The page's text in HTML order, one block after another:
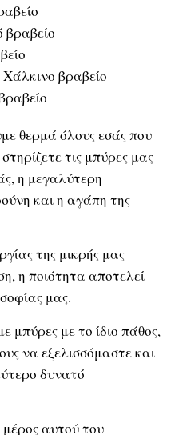
βραβείο
θερμά όλους εσάς που
τις μπύρες μας
η μεγαλύτερη
και η αγάπη της
της μικρής μας
η ποιότητα αποτελεί
μας.
μπύρες με το ίδιο πάθος,
να εξελισσόμαστε και
δυνατό
αυτού του